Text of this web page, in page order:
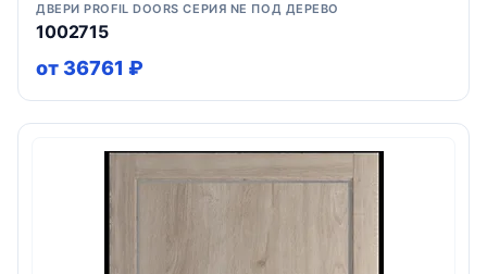
ДВЕРИ PROFIL DOORS СЕРИЯ NE ПОД ДЕРЕВО
1002715
от 36761 ₽